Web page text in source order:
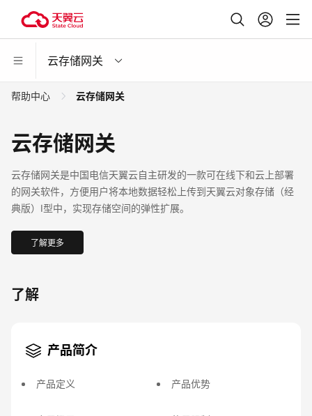
云存储网关
帮助中心 云存储网关
云存储网关
云存储网关是中国电信天翼云自主研发的一款可在线下和云上部署
的网关软件，方便用户将本地数据轻松上传到天翼云对象存储（经
典版）I型中，实现存储空间的弹性扩展。
了解更多
了解
产品简介
产品定义 产品优势